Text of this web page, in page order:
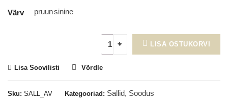
Värv pruunsinine
LISA OSTUKORVI
Lisa Soovilisti Võrdle
Sku: SALL_AV Kategooriad: Sallid, Soodus